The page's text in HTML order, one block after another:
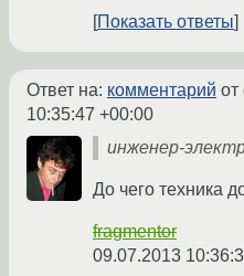
Показать ответы
Ответ на: комментарий от
10:35:47 +00:00
инженер-
До чего техника
fragmentor
09.07.2013